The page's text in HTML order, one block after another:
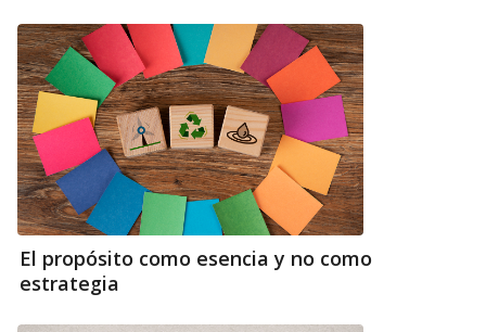
El propósito como esencia y no como
estrategia